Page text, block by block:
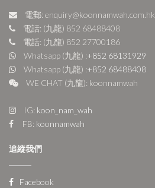
電郵: enquiry@koonnamwah.com.hk
電話: (九龍) 852 68488408
電話: (九龍) 852 27700186
Whatsapp (九龍) :+852 68131929
Whatsapp (九龍) :+852 68488408
WE CHAT (九龍): koonnamwah
IG: koon_nam_wah
FB: koonnamwah
追縱我們
Facebook